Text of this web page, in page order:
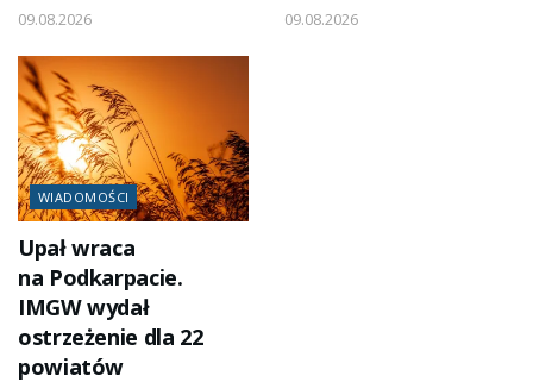
09.08.2026 09.08.2026
WIADOMOŚCI
Upał wraca
na Podkarpacie.
IMGW wydał
ostrzeżenie dla 22
powiatów